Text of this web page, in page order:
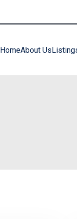
HomeAbout Us